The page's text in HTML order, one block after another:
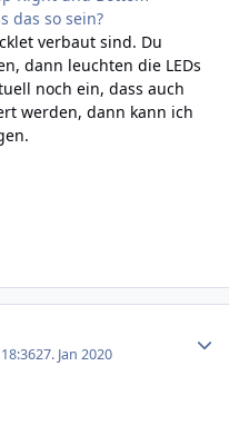
das so sein?
verbaut sind. Du
dann leuchten die LEDs
noch ein, dass auch
werden, dann kann ich
27. Jan 2020